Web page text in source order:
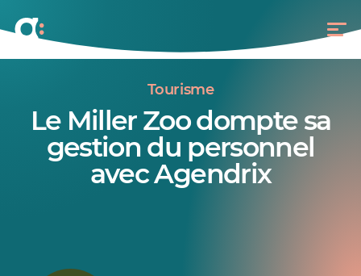
Tourisme
Le Miller Zoo dompte sa
gestion du personnel
avec Agendrix